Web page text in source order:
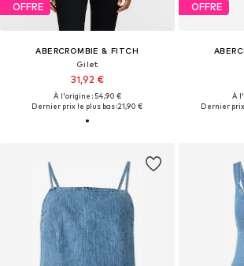
OFFRE
ABERCROMBIE & FITCH
Gilet
31,92 €
À l'origine : 54,90 €
Dernier prix le plus bas :21,90 €
OFFRE
À
Dernier